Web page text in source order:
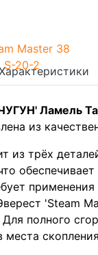
Ламель
из
из трёх
полного